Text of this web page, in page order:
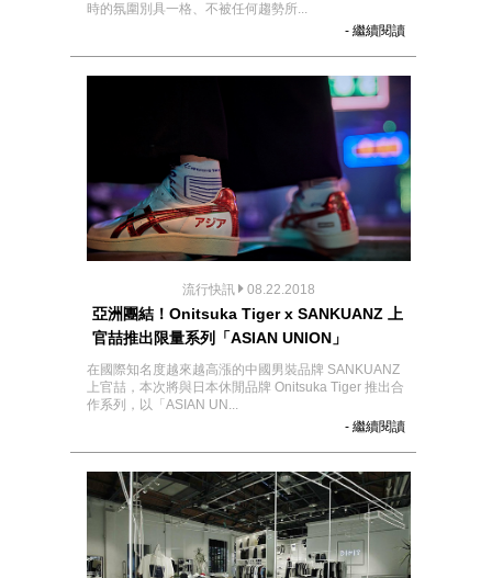
時的氛圍別具一格、不被任何趨勢所...
- 繼續閱讀
流行快訊 08.22.2018
亞洲團結！Onitsuka Tiger x SANKUANZ 上
官喆推出限量系列「ASIAN UNION」
在國際知名度越來越高漲的中國男裝品牌 SANKUANZ
上官喆，本次將與日本休閒品牌 Onitsuka Tiger 推出合
作系列，以「ASIAN UN...
- 繼續閱讀